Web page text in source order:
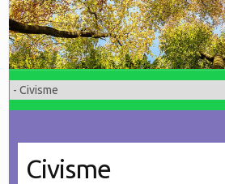
Civisme